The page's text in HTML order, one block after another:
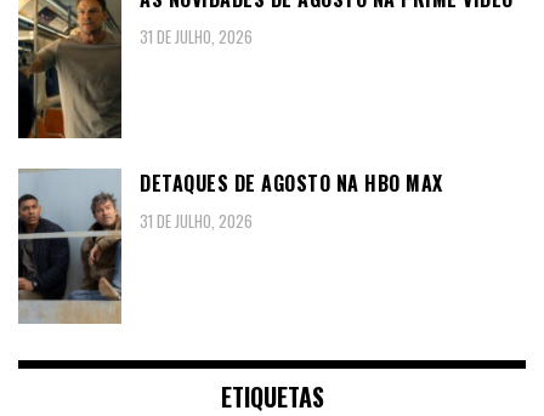
31 DE JULHO, 2026
DETAQUES DE AGOSTO NA HBO MAX
31 DE JULHO, 2026
ETIQUETAS